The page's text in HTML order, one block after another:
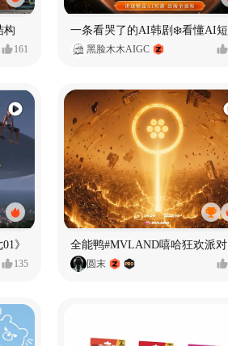
构
161 黑脸木木AIGC
》
135
全能鸭#MVLAND嘻哈狂欢派对
圆末